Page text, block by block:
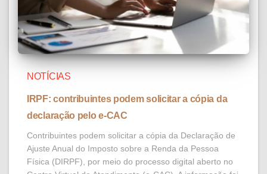
NOTÍCIAS
IRPF: contribuintes podem solicitar a cópia da
declaração pelo e-CAC
Contribuintes podem solicitar a cópia da Declaração de
Ajuste Anual do Imposto sobre a Renda da Pessoa
Física (DIRPF), por meio do processo digital aberto no